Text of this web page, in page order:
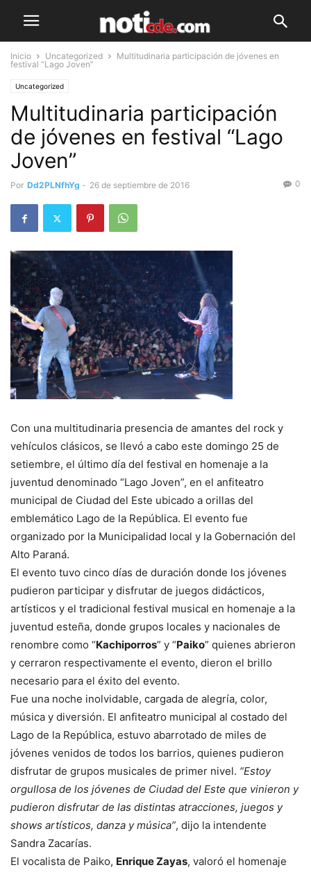
Inicio Uncategorized
Multitudinaria participación de jóvenes en
festival “Lago Joven”
Uncategorized
Multitudinaria participación
de jóvenes en festival “Lago
Joven”
Por Dd2PLNfhYg - 26 de septiembre de 2016 0
Con una multitudinaria presencia de amantes del rock y
vehículos clásicos, se llevó a cabo este domingo 25 de
setiembre, el último día del festival en homenaje a la
juventud denominado “Lago Joven”, en el anfiteatro
municipal de Ciudad del Este ubicado a orillas del
emblemático Lago de la República. El evento fue
organizado por la Municipalidad local y la Gobernación del
Alto Paraná.
El evento tuvo cinco días de duración donde los jóvenes
pudieron participar y disfrutar de juegos didácticos,
artísticos y el tradicional festival musical en homenaje a la
juventud esteña, donde grupos locales y nacionales de
renombre como “Kachiporros” y “Paiko” quienes abrieron
y cerraron respectivamente el evento, dieron el brillo
necesario para el éxito del evento.
Fue una noche inolvidable, cargada de alegría, color,
música y diversión. El anfiteatro municipal al costado del
Lago de la República, estuvo abarrotado de miles de
jóvenes venidos de todos los barrios, quienes pudieron
disfrutar de grupos musicales de primer nivel. “Estoy
orgullosa de los jóvenes de Ciudad del Este que vinieron y
pudieron disfrutar de las distintas atracciones, juegos y
shows artísticos, danza y música”, dijo la intendente
Sandra Zacarías.
El vocalista de Paiko, Enrique Zayas, valoró el homenaje